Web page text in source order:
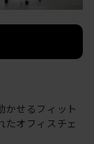
かせるフィット
たオフィスチェ